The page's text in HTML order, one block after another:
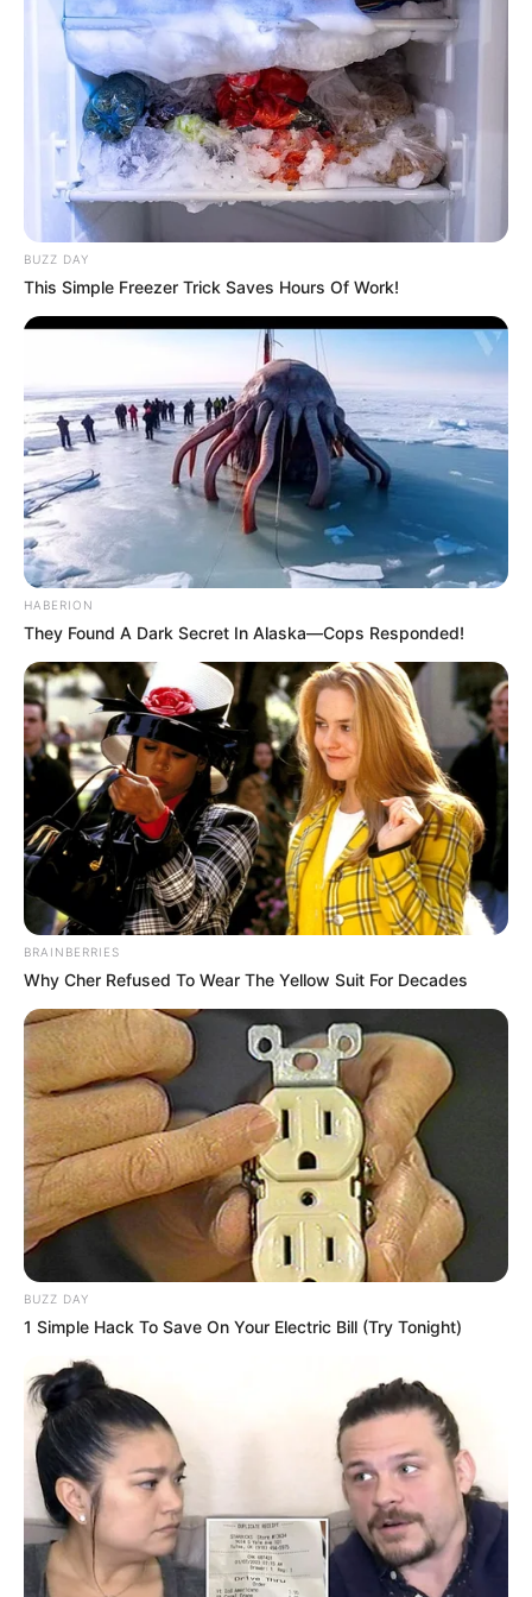
Baca juga:10 Ide Rambut Panjang Berlayer, Kekinian dan
Gak Ngebosenin
1. Ingin pirang dengan nuansa yang baru? Padukan
saja pirang gelap dan pirang terang pada rambutmu
(foto: instagram/oladementeva)
2. Jika punya rambut berwarna hitam natural dan
ragu untuk mengubahnya menjadi pirang, variasi ini
bisa banget dicontek
BUZZ DAY
This Simple Freezer Trick Saves Hours Of Work!
HABERION
They Found A Dark Secret In Alaska—Cops Responded!
BRAINBERRIES
Why Cher Refused To Wear The Yellow Suit For Decades
BUZZ DAY
1 Simple Hack To Save On Your Electric Bill (Try Tonight)